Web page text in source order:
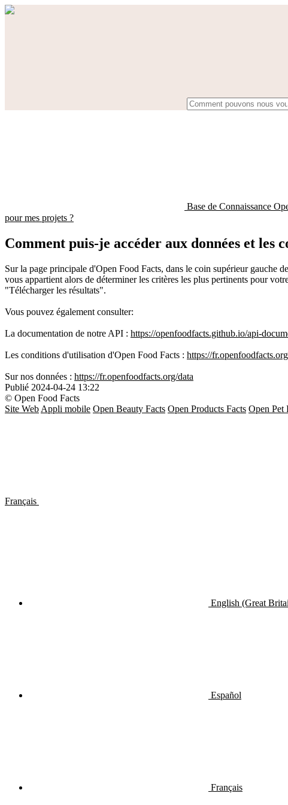
Base de Connaissance
pour mes projets ?
Comment puis-je accéder aux données et les
Sur la page principale d'Open Food Facts, dans le coin supérieur
vous appartient alors de déterminer les critères les plus pertinents pour
"Télécharger les résultats".
Vous pouvez également consulter:
La documentation de notre API : https://openfoodfacts.github.io/api-
Les conditions d'utilisation d'Open Food Facts : https://
Sur nos données : https://fr.openfoodfacts.org/data
Publié 2024-04-24 13:22
© Open Food Facts
Site Web Appli mobile Open Beauty Facts Open Products Facts Open Pet
Français
English (Great
Español
Français